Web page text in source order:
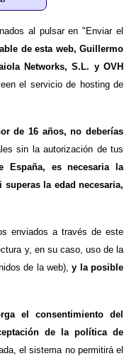
al pulsar en "Enviar el
de esta web, Guillermo
Networks, S.L. y OVH
el servicio de hosting de
de 16 años, no deberías
sin la autorización de tus
España, es necesaria la
superas la edad necesaria,
enviados a través de este
y, en su caso, uso de la
de la web),y la posible
el consentimiento del
de la política de
el sistema no permitirá el